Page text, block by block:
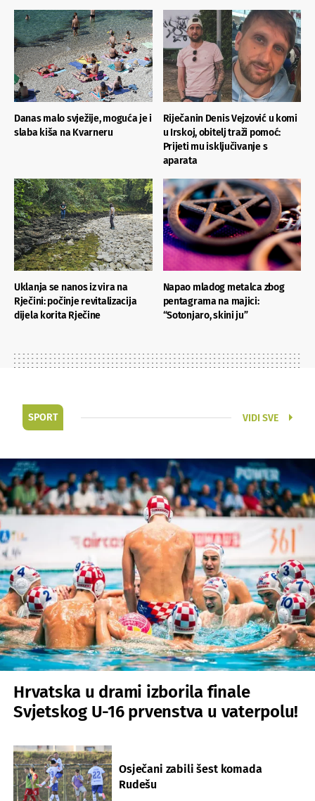
Danas malo svježije, moguća je i
slaba kiša na Kvarneru
Riječanin Denis Vejzović u komi
u Irskoj, obitelj traži pomoć:
Prijeti mu isključivanje s
aparata
Uklanja se nanos iz vira na
Rječini: počinje revitalizacija
dijela korita Rječine
Napao mladog metalca zbog
pentagrama na majici:
“Sotonjaro, skini ju”
SPORT VIDI SVE
Hrvatska u drami izborila finale
Svjetskog U-16 prvenstva u vaterpolu!
Osječani zabili šest komada
Rudešu